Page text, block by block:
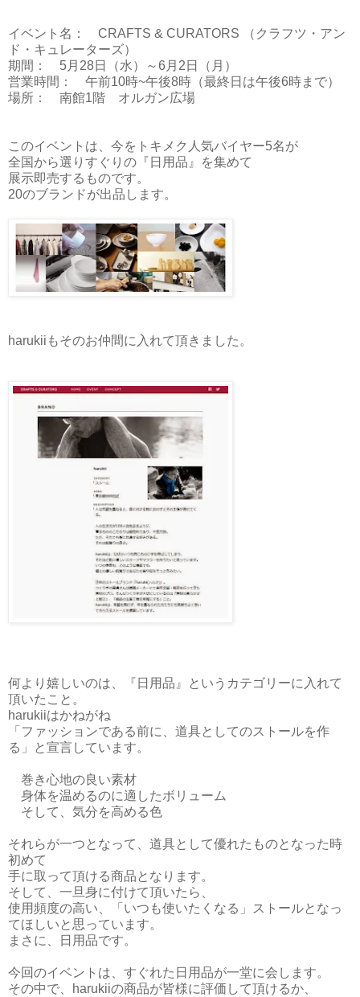
イベント名： CRAFTS & CURATORS （クラフツ・アン
ド・キュレーターズ）
期間： 5月28日（水）～6月2日（月）
営業時間： 午前10時~午後8時（最終日は午後6時まで）
場所： 南館1階 オルガン広場
このイベントは、今をトキメク人気バイヤー5名が
全国から選りすぐりの『日用品』を集めて
展示即売するものです。
20のブランドが出品します。
harukiiもそのお仲間に入れて頂きました。
何より嬉しいのは、『日用品』というカテゴリーに入れて
頂いたこと。
harukiiはかねがね
「ファッションである前に、道具としてのストールを作
る」と宣言しています。
巻き心地の良い素材
身体を温めるのに適したボリューム
そして、気分を高める色
それらが一つとなって、道具として優れたものとなった時
初めて
手に取って頂ける商品となります。
そして、一旦身に付けて頂いたら、
使用頻度の高い、「いつも使いたくなる」ストールとなっ
てほしいと思っています。
まさに、日用品です。
今回のイベントは、すぐれた日用品が一堂に会します。
その中で、harukiiの商品が皆様に評価して頂けるか、